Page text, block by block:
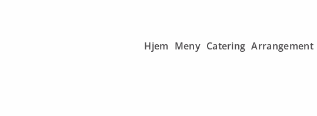
Hjem Meny Catering Arrangement